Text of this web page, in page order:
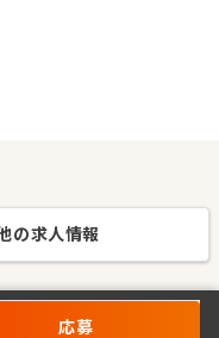
の求人情報
応募